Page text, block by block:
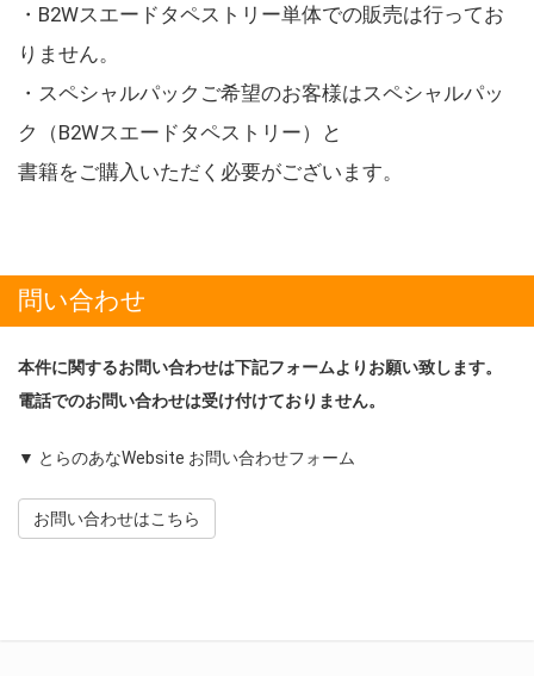
・B2Wスエードタペストリー単体での販売は行ってお
りません。
・スペシャルパックご希望のお客様はスペシャルパッ
ク（B2Wスエードタペストリー）と
書籍をご購入いただく必要がございます。
問い合わせ
本件に関するお問い合わせは下記フォームよりお願い致します。
電話でのお問い合わせは受け付けておりません。
▼ とらのあなWebsite お問い合わせフォーム
お問い合わせはこちら